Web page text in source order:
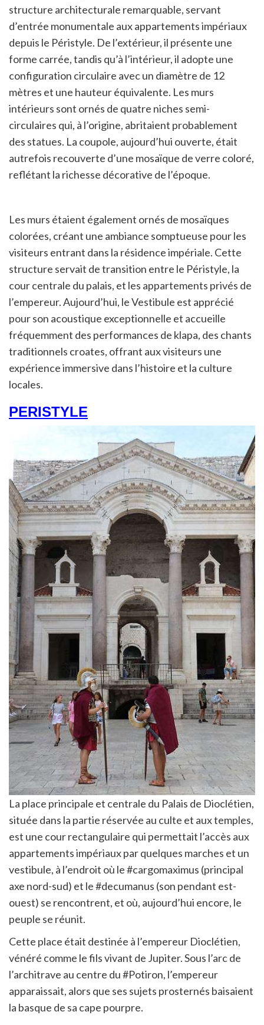
structure architecturale remarquable, servant
d’entrée monumentale aux appartements impériaux
depuis le Péristyle. De l’extérieur, il présente une
forme carrée, tandis qu’à l’intérieur, il adopte une
configuration circulaire avec un diamètre de 12
mètres et une hauteur équivalente. Les murs
intérieurs sont ornés de quatre niches semi-
circulaires qui, à l’origine, abritaient probablement
des statues. La coupole, aujourd’hui ouverte, était
autrefois recouverte d’une mosaïque de verre coloré,
reflétant la richesse décorative de l’époque.
Les murs étaient également ornés de mosaïques
colorées, créant une ambiance somptueuse pour les
visiteurs entrant dans la résidence impériale. Cette
structure servait de transition entre le Péristyle, la
cour centrale du palais, et les appartements privés de
l’empereur. Aujourd’hui, le Vestibule est apprécié
pour son acoustique exceptionnelle et accueille
fréquemment des performances de klapa, des chants
traditionnels croates, offrant aux visiteurs une
expérience immersive dans l’histoire et la culture
locales.
PERISTYLE
La place principale et centrale du Palais de Dioclétien,
située dans la partie réservée au culte et aux temples,
est une cour rectangulaire qui permettait l’accès aux
appartements impériaux par quelques marches et un
vestibule, à l’endroit où le #cargomaximus (principal
axe nord-sud) et le #decumanus (son pendant est-
ouest) se rencontrent, et où, aujourd’hui encore, le
peuple se réunit.
Cette place était destinée à l’empereur Dioclétien,
vénéré comme le fils vivant de Jupiter. Sous l’arc de
l’architrave au centre du #Potiron, l’empereur
apparaissait, alors que ses sujets prosternés baisaient
la basque de sa cape pourpre.